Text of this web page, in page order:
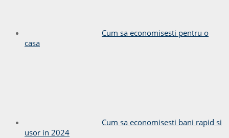
Cum sa economisesti pentru o
casa
Cum sa economisesti bani rapid si
usor in 2024